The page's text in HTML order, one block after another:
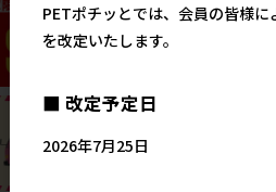
PETポチッとでは、会員の皆様
を改定いたします。
■ 改定予定日
2026年7月25日